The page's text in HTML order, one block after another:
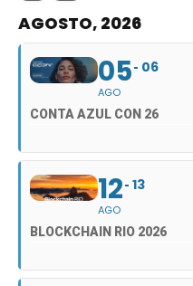
AGOSTO, 2026
05
AGO
06
CONTA AZUL CON 26
12
AGO
13
BLOCKCHAIN RIO 2026